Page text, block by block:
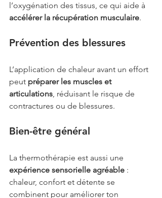
l’oxygénation des tissus, ce qui aide à
accélérer la récupération musculaire.
Prévention des blessures
L’application de chaleur avant un effort
peut préparer les muscles et
articulations, réduisant le risque de
contractures ou de blessures.
Bien-être général
La thermothérapie est aussi une
expérience sensorielle agréable :
chaleur, confort et détente se
combinent pour améliorer ton